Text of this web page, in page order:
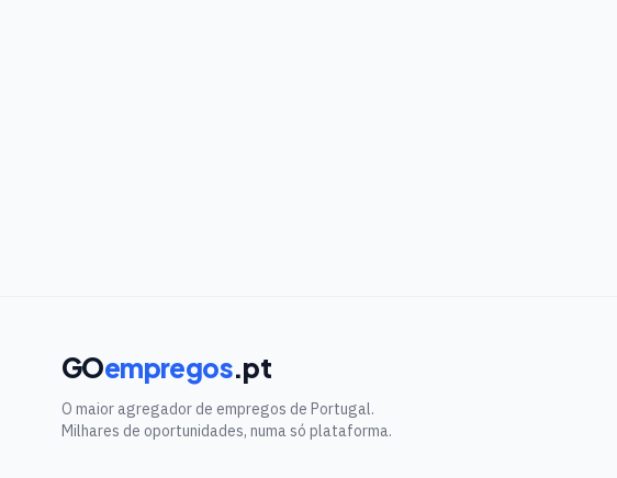
GOempregos.pt
O maior agregador de empregos de Portugal.
Milhares de oportunidades, numa só plataforma.